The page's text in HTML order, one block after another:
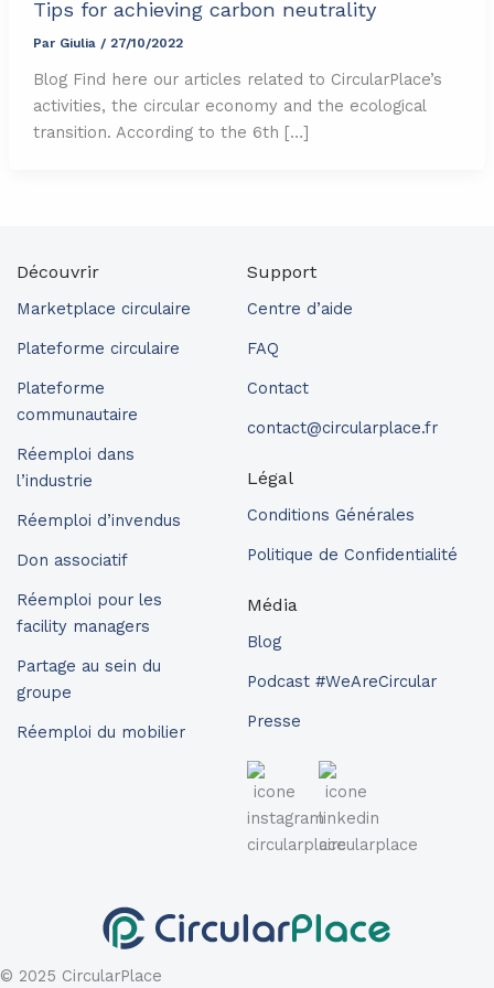
Tips for achieving carbon neutrality
Par Giulia / 27/10/2022
Blog Find here our articles related to CircularPlace’s
activities, the circular economy and the ecological
transition. According to the 6th […]
Découvrir
Marketplace circulaire
Plateforme circulaire
Plateforme
communautaire
Réemploi dans
l’industrie
Réemploi d’invendus
Don associatif
Réemploi pour les
facility managers
Partage au sein du
groupe
Réemploi du mobilier
Support
Centre d’aide
FAQ
Contact
contact@circularplace.fr
Légal
Conditions Générales
Politique de Confidentialité
Média
Blog
Podcast #WeAreCircular
Presse
© 2025 CircularPlace